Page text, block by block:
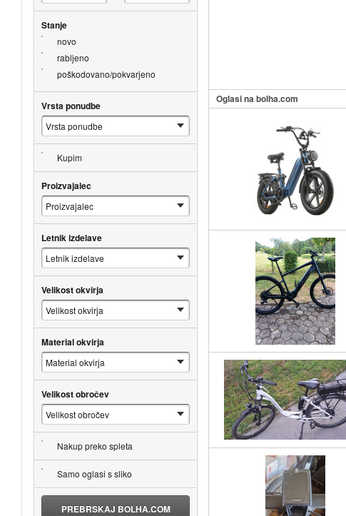
Oglasi na bolha.com
Stanje
novo
rabljeno
poškodovano/pokvarjeno
Vrsta ponudbe
Kupim
Proizvajalec
Letnik izdelave
Velikost okvirja
Material okvirja
Velikost obročev
Nakup preko spleta
Samo oglasi s sliko
PREBRSKAJ BOLHA.COM